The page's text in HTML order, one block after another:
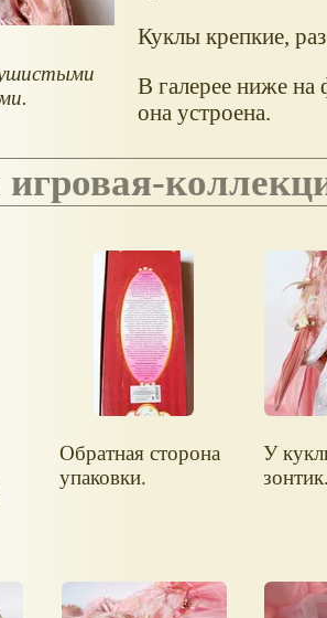
Куклы крепкие,
В галерее ниже на
она устроена.
игровая-
Обратная сторона
упаковки.
У
зонтик.